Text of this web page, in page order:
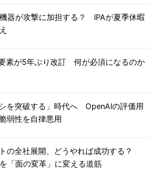
器が攻撃に加担する？ IPAが夏季休暇
素が5年ぶり改訂 何が必須になるのか
を突破する」時代へ OpenAIの評価用
弱性を自律悪用
の全社展開、どうやれば成功する？
「面の変革」に変える道筋